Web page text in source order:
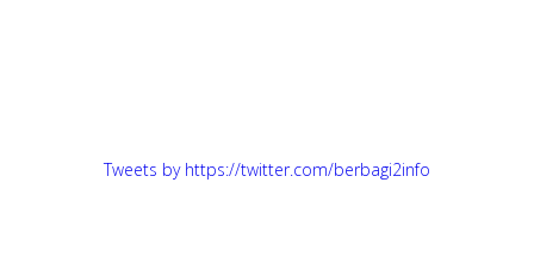
Tweets by https://twitter.com/berbagi2info